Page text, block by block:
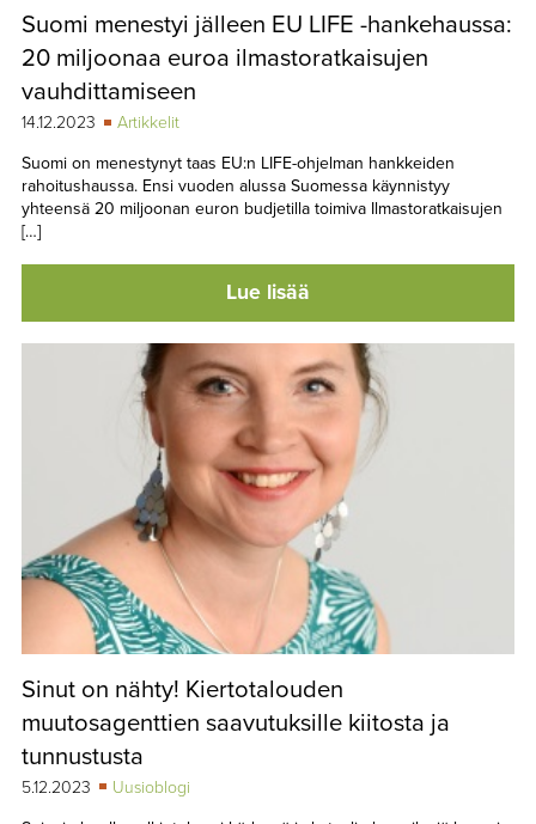
Suomi menestyi jälleen EU LIFE -hankehaussa:
20 miljoonaa euroa ilmastoratkaisujen
vauhdittamiseen
14.12.2023
Artikkelit
Suomi on menestynyt taas EU:n LIFE-ohjelman hankkeiden
rahoitushaussa. Ensi vuoden alussa Suomessa käynnistyy
yhteensä 20 miljoonan euron budjetilla toimiva Ilmastoratkaisujen
[…]
Lue lisää
Sinut on nähty! Kiertotalouden
muutosagenttien saavutuksille kiitosta ja
tunnustusta
5.12.2023
Uusioblogi